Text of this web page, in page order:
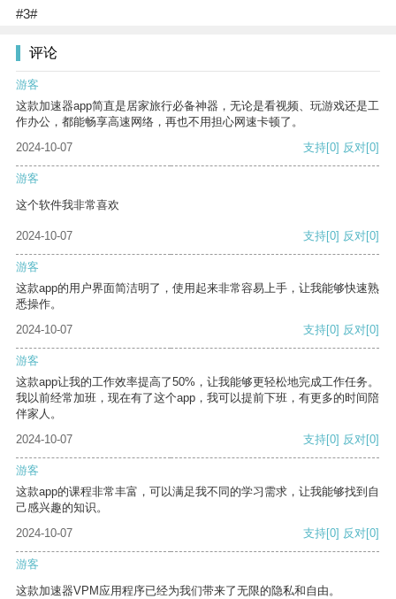
#3#
评论
游客
这款加速器app简直是居家旅行必备神器，无论是看视频、玩游戏还是工
作办公，都能畅享高速网络，再也不用担心网速卡顿了。
2024-10-07
支持[0] 反对[0]
游客
这个软件我非常喜欢
2024-10-07 支持[0] 反对[0]
游客
这款app的用户界面简洁明了，使用起来非常容易上手，让我能够快速熟
悉操作。
2024-10-07
支持[0] 反对[0]
游客
这款app让我的工作效率提高了50%，让我能够更轻松地完成工作任务。
我以前经常加班，现在有了这个app，我可以提前下班，有更多的时间陪
伴家人。
2024-10-07
支持[0] 反对[0]
游客
这款app的课程非常丰富，可以满足我不同的学习需求，让我能够找到自
己感兴趣的知识。
2024-10-07
支持[0] 反对[0]
游客
这款加速器VPM应用程序已经为我们带来了无限的隐私和自由。